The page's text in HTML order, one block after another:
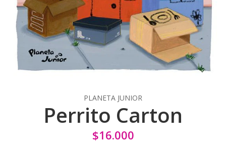
PLANETA JUNIOR
Perrito Carton
$16.000